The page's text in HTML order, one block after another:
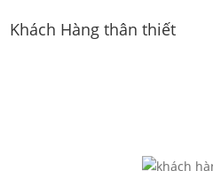
Khách Hàng thân thiết